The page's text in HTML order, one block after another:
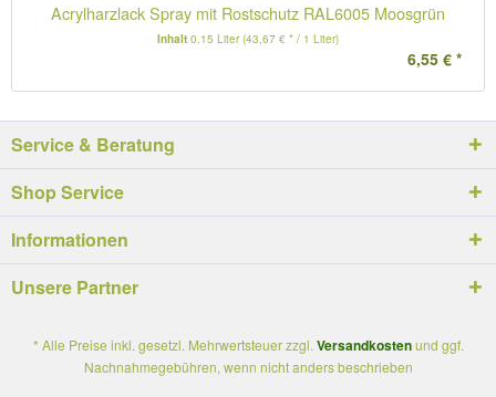
Acrylharzlack Spray mit Rostschutz RAL6005 Moosgrün
Inhalt 0.15 Liter(43,67 € * / 1 Liter)
6,55 € *
Service & Beratung
Shop Service
Informationen
Unsere Partner
* Alle Preise inkl. gesetzl. Mehrwertsteuer zzgl. Versandkostenund ggf.
Nachnahmegebühren, wenn nicht anders beschrieben